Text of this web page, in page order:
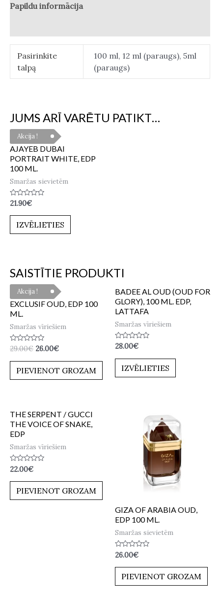
Papildu informācija
Pasirinkite
talpą
100 ml, 12 ml (paraugs), 5ml
(paraugs)
JUMS ARĪ VARĒTU PATIKT…
Akcija !
AJAYEB DUBAI
PORTRAIT WHITE, EDP
100 ML.
Smaržas sievietēm
Novērtēts
0
21.90€
IZVĒLIETIES
SAISTĪTIE PRODUKTI
Akcija !
EXCLUSIF OUD, EDP 100
ML.
Smaržas vīriešiem
Novērtēts
0
29.00€ 26.00€
PIEVIENOT GROZAM
BADEE AL OUD (OUD FOR
GLORY), 100 ML. EDP,
LATTAFA
Smaržas vīriešiem
Novērtēts
0
28.00€
IZVĒLIETIES
THE SERPENT / GUCCI
THE VOICE OF SNAKE,
EDP
Smaržas vīriešiem
Novērtēts
ar
0
22.00€
PIEVIENOT GROZAM
GIZA OF ARABIA OUD,
EDP 100 ML.
Smaržas sievietēm
Novērtēts
ar
0
26.00€
PIEVIENOT GROZAM